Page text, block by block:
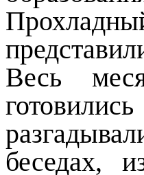
Весь
беседах,